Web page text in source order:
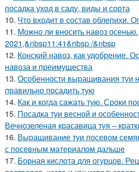
посадка уход в саду, виды и сорта
10. Что входит в состав облепихи.
11. Можно ли вносить навоз осенью.
2021,&nbsp11:41&nbsp /&nbsp
12. Конский навоз, как удобрение.
навоза и преимущества
13. Особенности выращивания туи
правильно посадить тую
14. Как и когда сажать тую. Сроки
15. Посадка туи весной и
Вечнозеленая красавица туя –
16. Выращивание туи посевом
с посевным материалом дальше
17. Борная кислота для огурцов.